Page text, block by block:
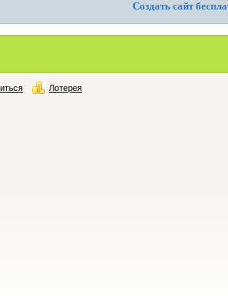
Создать сайт